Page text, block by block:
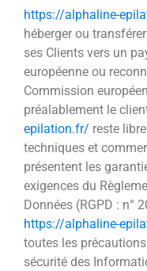
https://alphaline-
héberger ou
ses Clients vers un
européenne ou
Commission
préalablement le
epilation.fr/ reste
techniques et
présentent les
exigences du
Données (RGPD : n°
https://alphaline-
toutes les
sécurité des